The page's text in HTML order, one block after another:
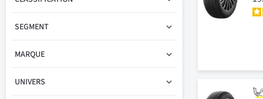
SEGMENT
MARQUE
UNIVERS